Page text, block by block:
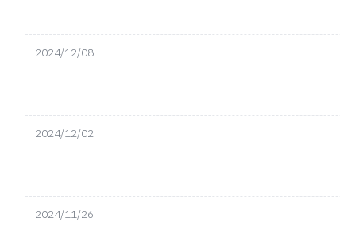
2024/12/08
2024/12/02
2024/11/26